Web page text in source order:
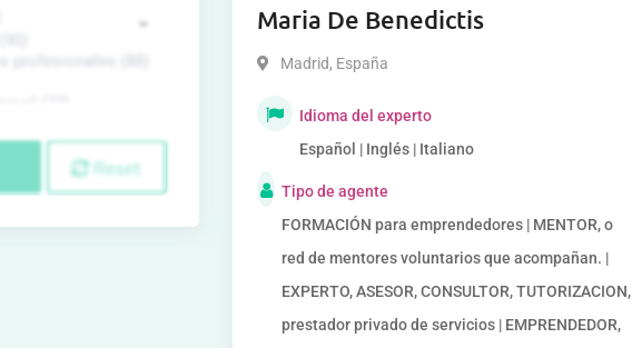
Maria De Benedictis
Madrid, España
Idioma del experto
Español | Inglés | Italiano
Tipo de agente
FORMACIÓN para emprendedores | MENTOR, o
red de mentores voluntarios que acompañan. |
EXPERTO, ASESOR, CONSULTOR, TUTORIZACION,
prestador privado de servicios | EMPRENDEDOR,
Reset